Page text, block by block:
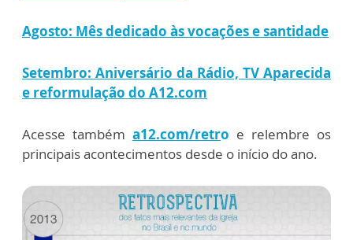
Agosto: Mês dedicado às vocações e santidade
Setembro: Aniversário da Rádio, TV Aparecida
e reformulação do A12.com
Acesse também a12.com/retro e relembre os
principais acontecimentos desde o início do ano.